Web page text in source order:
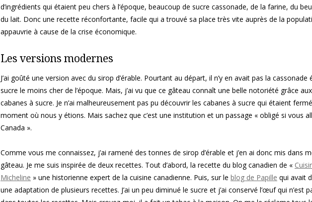
d’ingrédients qui étaient peu chers à l’époque, beaucoup de sucre cassonade, de la farine, du
du lait. Donc une recette réconfortante, facile qui a trouvé sa place très vite auprès de la
appauvrie à cause de la crise économique.
Les versions modernes
J’ai goûté une version avec du sirop d’érable. Pourtant au départ, il n’y en avait pas la cassonade
sucre le moins cher de l’époque. Mais, j’ai vu que ce gâteau connaît une belle notoriété grâce aux
cabanes à sucre. Je n’ai malheureusement pas pu découvrir les cabanes à sucre qui étaient
moment où nous y étions. Mais sachez que c’est une institution et un passage « obligé si vous
Canada ».
Comme vous me connaissez, j’ai ramené des tonnes de sirop d’érable et j’en ai donc mis dans
gâteau. Je me suis inspirée de deux recettes. Tout d’abord, la recette du blog canadien de «
Micheline » une historienne expert de la cuisine canadienne. Puis, sur le blog de Papille qui avait
une adaptation de plusieurs recettes. J’ai un peu diminué le sucre et j’ai conservé l’œuf qui n’est